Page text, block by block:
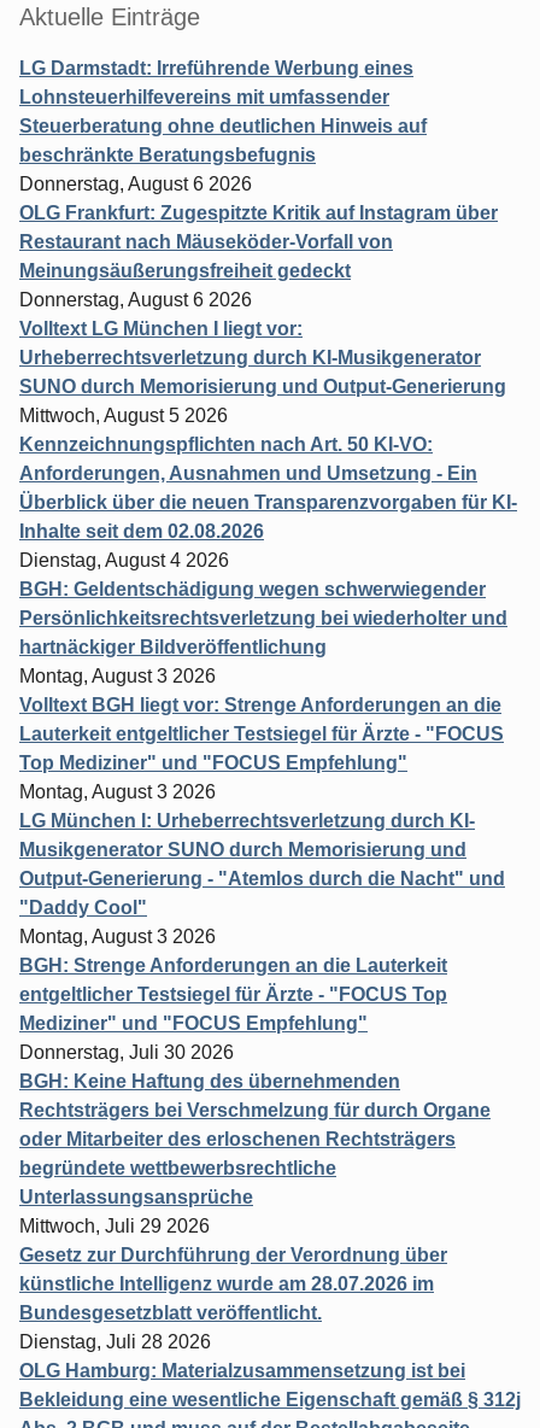
Aktuelle Einträge
LG Darmstadt: Irreführende Werbung eines
Lohnsteuerhilfevereins mit umfassender
Steuerberatung ohne deutlichen Hinweis auf
beschränkte Beratungsbefugnis
Donnerstag, August 6 2026
OLG Frankfurt: Zugespitzte Kritik auf Instagram über
Restaurant nach Mäuseköder-Vorfall von
Meinungsäußerungsfreiheit gedeckt
Donnerstag, August 6 2026
Volltext LG München I liegt vor:
Urheberrechtsverletzung durch KI-Musikgenerator
SUNO durch Memorisierung und Output-Generierung
Mittwoch, August 5 2026
Kennzeichnungspflichten nach Art. 50 KI-VO:
Anforderungen, Ausnahmen und Umsetzung - Ein
Überblick über die neuen Transparenzvorgaben für KI-
Inhalte seit dem 02.08.2026
Dienstag, August 4 2026
BGH: Geldentschädigung wegen schwerwiegender
Persönlichkeitsrechtsverletzung bei wiederholter und
hartnäckiger Bildveröffentlichung
Montag, August 3 2026
Volltext BGH liegt vor: Strenge Anforderungen an die
Lauterkeit entgeltlicher Testsiegel für Ärzte - "FOCUS
Top Mediziner" und "FOCUS Empfehlung"
Montag, August 3 2026
LG München I: Urheberrechtsverletzung durch KI-
Musikgenerator SUNO durch Memorisierung und
Output-Generierung - "Atemlos durch die Nacht" und
"Daddy Cool"
Montag, August 3 2026
BGH: Strenge Anforderungen an die Lauterkeit
entgeltlicher Testsiegel für Ärzte - "FOCUS Top
Mediziner" und "FOCUS Empfehlung"
Donnerstag, Juli 30 2026
BGH: Keine Haftung des übernehmenden
Rechtsträgers bei Verschmelzung für durch Organe
oder Mitarbeiter des erloschenen Rechtsträgers
begründete wettbewerbsrechtliche
Unterlassungsansprüche
Mittwoch, Juli 29 2026
Gesetz zur Durchführung der Verordnung über
künstliche Intelligenz wurde am 28.07.2026 im
Bundesgesetzblatt veröffentlicht.
Dienstag, Juli 28 2026
OLG Hamburg: Materialzusammensetzung ist bei
Bekleidung eine wesentliche Eigenschaft gemäß § 312j